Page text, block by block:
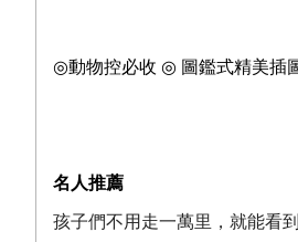
◎動物控必收 ◎ 圖鑑式精美插
名人推薦
孩子們不用走一萬里，就能看